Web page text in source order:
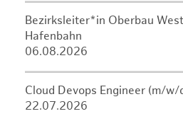
Bezirksleiter*in Oberbau
Hafenbahn
06.08.2026
Cloud Devops Engineer (m/w/
22.07.2026